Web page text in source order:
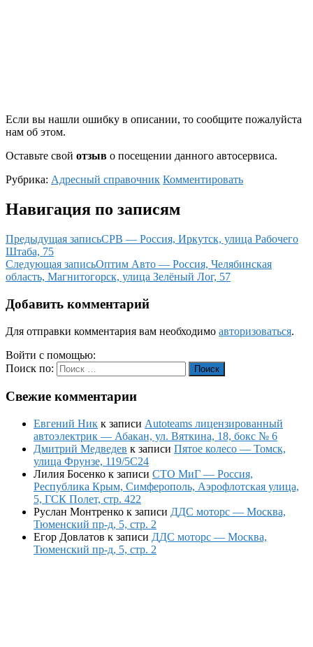
Если вы нашли ошибку в описании, то сообщите пожалуйста
нам об этом.
Оставьте свой отзыв о посещении данного автосервиса.
Рубрика: Адресный справочник Комментировать
Навигация по записям
Предыдущая записьСРВ — Россия, Иркутск, улица Рабочего
Штаба, 75
Следующая записьОптим Авто — Россия, Челябинская
область, Магнитогорск, улица Зелёный Лог, 57
Добавить комментарий
Для отправки комментария вам необходимо авторизоваться.
Войти с помощью:
Поиск по:
Поиск
Свежие комментарии
Евгений Ник к записи Autoteams лицензированный
автоэлектрик — Абакан, ул. Вяткина, 18, бокс № 6
Дмитрий Медведев к записи Пятое колесо — Томск,
улица Фрунзе, 119/5С24
Лилия Босенко к записи СТО МиГ — Россия,
Республика Крым, Симферополь, Аэрофлотская улица,
5, ГСК Полет, стр. 422
Руслан Монтренко к записи ДДС моторс — Москва,
Тюменский пр-д, 5, стр. 2
Егор Довлатов к записи ДДС моторс — Москва,
Тюменский пр-д, 5, стр. 2